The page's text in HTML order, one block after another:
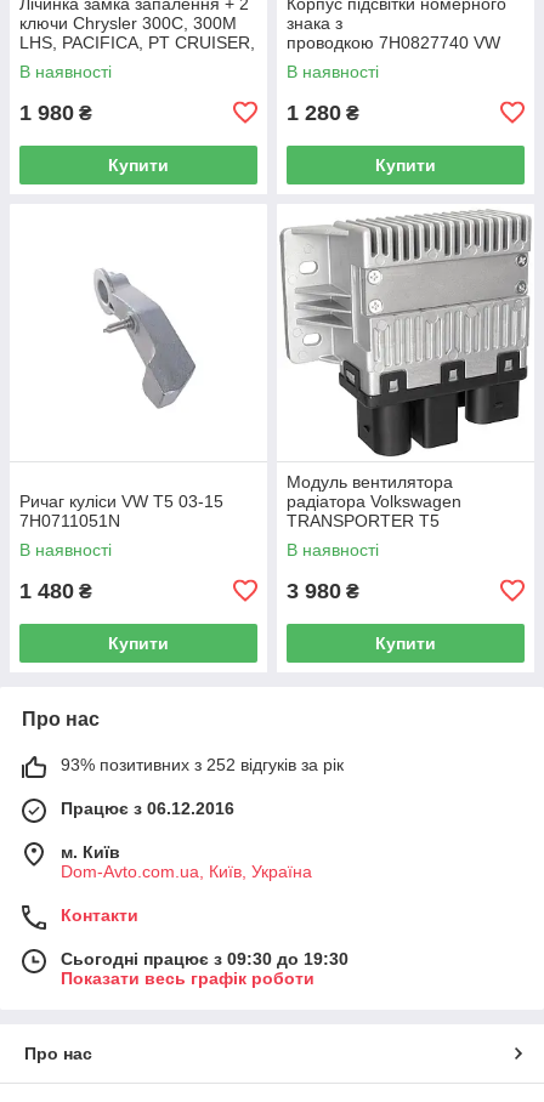
ключи Chrysler 300C, 300M
LHS, PACIFICA, PT CRUISER,
SEBRING 5003843AB
В наявності
1 980 ₴
Купити
знака з
проводкою 7H0827740 VW
Caddy III (2K) 2004-2015
/ Caddy IV (SA) 2016-
В наявності
1 280 ₴
Купити
Ричаг куліси VW T5 03-15
7H0711051N
В наявності
1 480 ₴
Купити
Модуль вентилятора
радіатора Volkswagen
TRANSPORTER T5
Фургон 03-15 7H0919506D
В наявності
3 980 ₴
Купити
Про нас
93% позитивних з 252 відгуків за рік
Працює з 06.12.2016
м. Київ
Dom-Avto.com.ua, Київ, Україна
Контакти
Сьогодні працює з 09:30 до 19:30
Показати весь графік роботи
Про нас